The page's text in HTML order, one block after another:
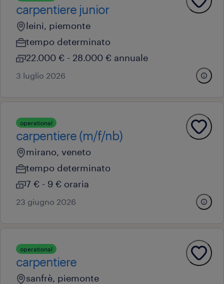
carpentiere junior
leini, piemonte
tempo determinato
22.000 € - 28.000 € annuale
3 luglio 2026
operational
carpentiere (m/f/nb)
mirano, veneto
tempo determinato
7 € - 9 € oraria
23 giugno 2026
operational
carpentiere
sanfrè, piemonte